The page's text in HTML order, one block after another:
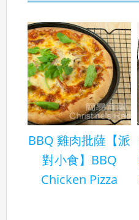
BBQ 雞肉批薩【派
對小食】BBQ
Chicken Pizza